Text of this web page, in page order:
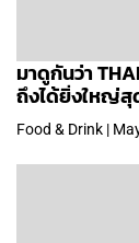
มาดูกันว่า
ถึงได้ยิ่งใหญ่สุ
Food & Drink |